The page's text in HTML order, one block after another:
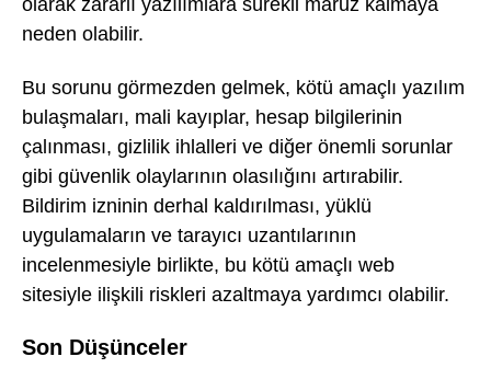
olarak zararlı yazılımlara sürekli maruz kalmaya
neden olabilir.
Bu sorunu görmezden gelmek, kötü amaçlı yazılım
bulaşmaları, mali kayıplar, hesap bilgilerinin
çalınması, gizlilik ihlalleri ve diğer önemli sorunlar
gibi güvenlik olaylarının olasılığını artırabilir.
Bildirim izninin derhal kaldırılması, yüklü
uygulamaların ve tarayıcı uzantılarının
incelenmesiyle birlikte, bu kötü amaçlı web
sitesiyle ilişkili riskleri azaltmaya yardımcı olabilir.
Son Düşünceler